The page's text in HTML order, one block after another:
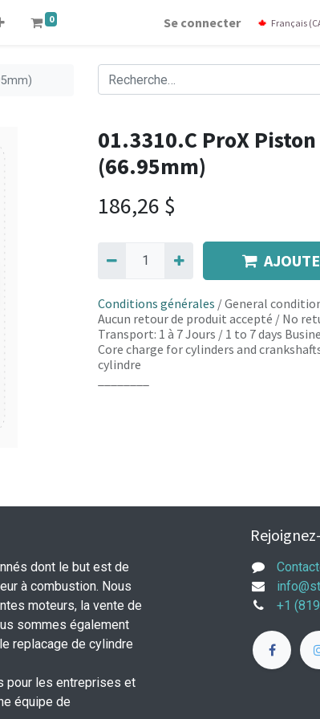
0 Se connecter Français
01.3310.C ProX
(66.95mm)
186,26 $
Conditions générales / General
Aucun retour de produit accepté / No
Transport: 1 à 7 Jours / 1 to 7 days
Core charge for cylinders and
cylindre
dont le but est de
à combustion. Nous
moteurs, la vente de
sommes également
replacage de cylindre
pour les entreprises et
équipe de
+1